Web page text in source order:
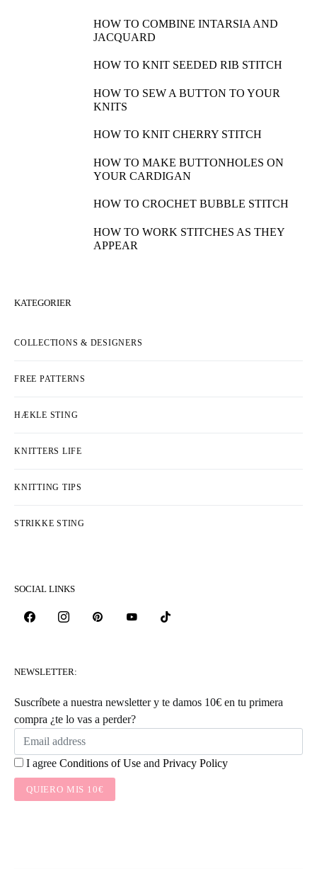
HOW TO COMBINE INTARSIA AND
JACQUARD
HOW TO KNIT SEEDED RIB STITCH
HOW TO SEW A BUTTON TO YOUR
KNITS
HOW TO KNIT CHERRY STITCH
HOW TO MAKE BUTTONHOLES ON
YOUR CARDIGAN
HOW TO CROCHET BUBBLE STITCH
HOW TO WORK STITCHES AS THEY
APPEAR
KATEGORIER
COLLECTIONS & DESIGNERS
FREE PATTERNS
HÆKLE STING
KNITTERS LIFE
KNITTING TIPS
STRIKKE STING
SOCIAL LINKS
NEWSLETTER:
Suscríbete a nuestra newsletter y te damos 10€ en tu primera
compra ¿te lo vas a perder?
I agree Conditions of Use and Privacy Policy
QUIERO MIS 10€